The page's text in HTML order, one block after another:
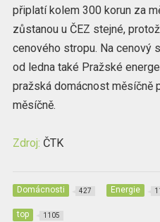
připlatí kolem 300 korun za
zůstanou u ČEZ stejné,
cenového stropu. Na cenový
od ledna také Pražské
pražská domácnost měsíčně
měsíčně.
Zdroj: ČTK
Domácnosti 427 Energie
top 1105